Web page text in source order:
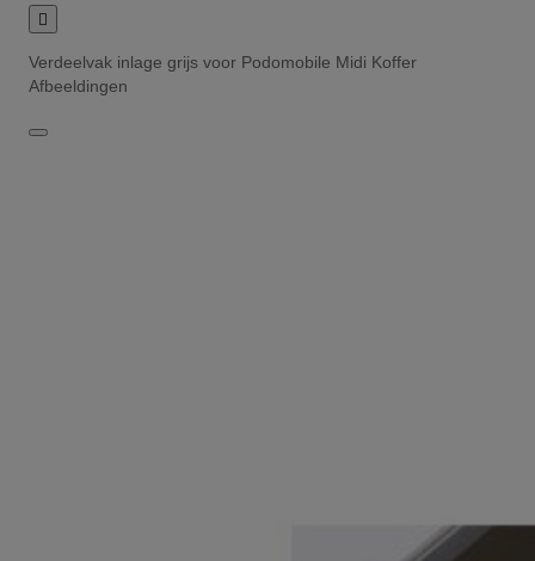

Verdeelvak inlage grijs voor Podomobile Midi Koffer
Afbeeldingen